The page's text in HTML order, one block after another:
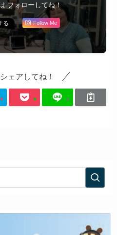
フォローしてね！
Follow Me
ェアしてね！